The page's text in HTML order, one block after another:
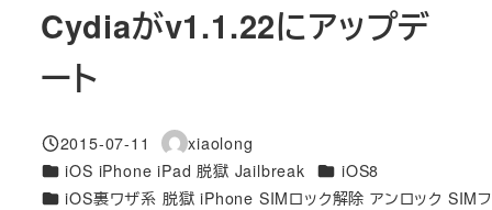
Cydiaがv1.1.22にアップデ
ート
投稿日
2015-07-11
著
者
xiaolong
カテゴリー
iOS iPhone iPad 脱獄 Jailbreak カテゴリー
iOS8
カテゴリー
iOS裏ワザ系 脱獄 iPhone SIMロック解除 アンロック SIM